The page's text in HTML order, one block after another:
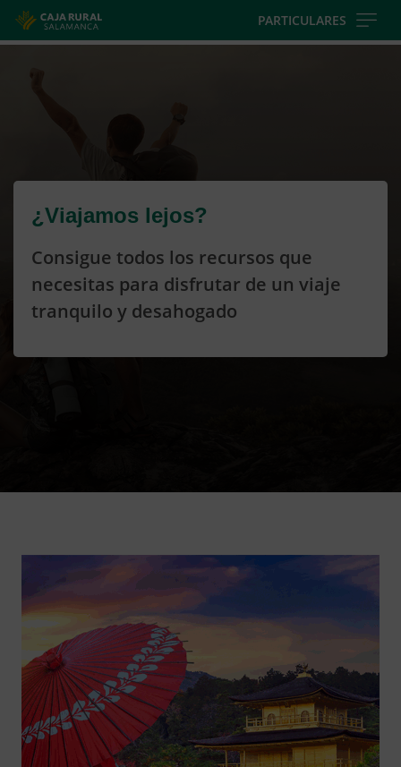
PARTICULARES
¿Viajamos lejos?
Consigue todos los recursos que
necesitas para disfrutar de un viaje
tranquilo y desahogado